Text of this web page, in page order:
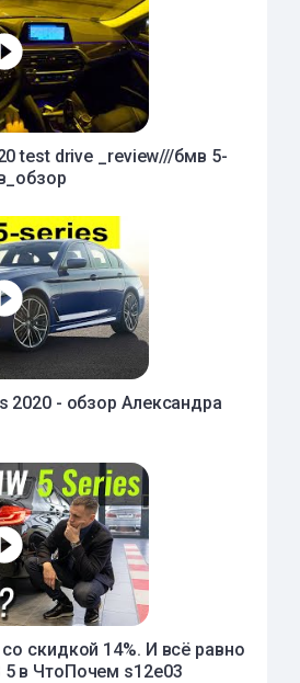
test drive _review///бмв 5-
2020 - обзор Александра
скидкой 14%. И всё равно
в ЧтоПочем s12e03